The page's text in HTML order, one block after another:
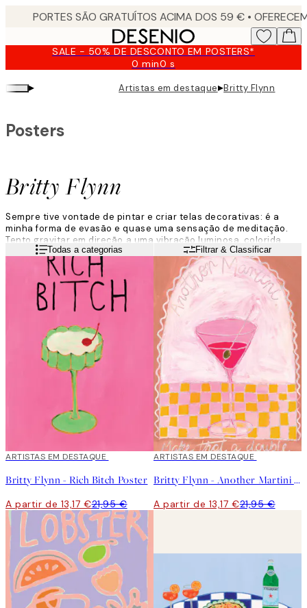
SALE - 50% DE DESCONTO EM POSTERS*
0 min0 s
Válido
2026-
▸ Artistas em destaque▸Britty Flynn
Britty Flynn
Posters
Sempre tive vontade de pintar e criar telas decorativas: é a
minha forma de evasão e quase uma sensação de meditação.
Tento gravitar em direção a uma vibração luminosa, colorida,
enérgica e extravagante.
Não penso muito no que vou pintar e começo com as ideias que
me vêm naturalmente no momento. Há sempre inspiração, é só
uma questão de a descobrir.
Leia maisTodas a categorias Filtrar & Classificar
40%*
ARTISTAS EM DESTAQUE
Britty Flynn - Rich Bitch Poster
A partir de 13,17 €21,95 €
40%*
ARTISTAS EM DESTAQUE
Britty Flynn - Another Martini Poster
A partir de 13,17 €21,95 €